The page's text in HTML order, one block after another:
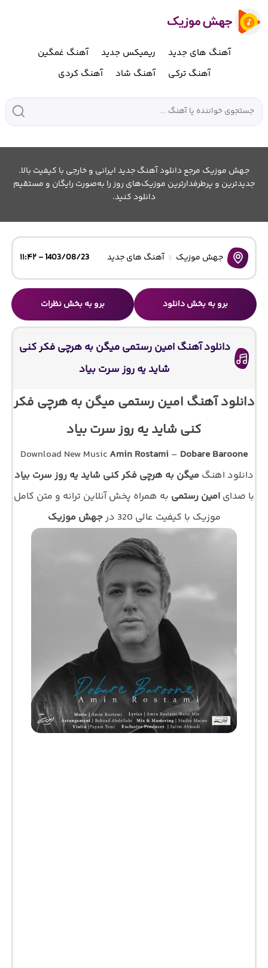
آهنگ های جدید ریمیکس جدید
آهنگ غمگین
آهنگ ترکی
آهنگ شاد آهنگ کردی
جهش موزیک مرجع دانلود آهنگ جدید ایرانی و خارجی با کیفیت بالا.
جدیدترین و پرطرفدارترین موزیک‌های روز را به‌صورت رایگان و مستقیم
دانلود کنید.
جهش موزیک آهنگ های جدید 1403/08/23 - ۱۱:۴۲
برو به بخش دانلود برو به بخش نظرات
دانلود آهنگ امین رستمی میگن به هرچی فکر کنی
شاید یه روز سرت بیاد
دانلود آهنگ امین رستمی میگن به هرچی فکر
کنی شاید یه روز سرت بیاد
Download New Music Amin Rostami – Dobare Baroone
دانلود اهنگ میگن به هرچی فکر کنی شاید یه روز سرت بیاد
با صدای امین رستمی به همراه پخش آنلاین ترانه و متن کامل
موزیک با کیفیت عالی 320 در
جهش موزیک